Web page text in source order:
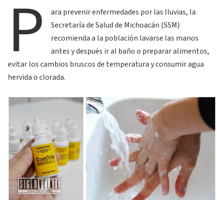
P
ara prevenir enfermedades por las lluvias, la
Secretaría de Salud de Michoacán (SSM)
recomienda a la población lavarse las manos
antes y después ir al baño o preparar alimentos,
evitar los cambios bruscos de temperatura y consumir agua
hervida o clorada.